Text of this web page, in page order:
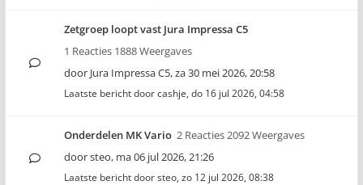
Zetgroep loopt vast Jura Impressa C5
1 Reacties 1888 Weergaves
door Jura Impressa C5,za 30 mei 2026, 20:58
Laatste bericht doorcashje, do 16 jul 2026, 04:58
Onderdelen MK Vario 2 Reacties 2092 Weergaves
doorsteo, ma 06 jul 2026, 21:26
Laatste bericht doorsteo, zo 12 jul 2026, 08:38